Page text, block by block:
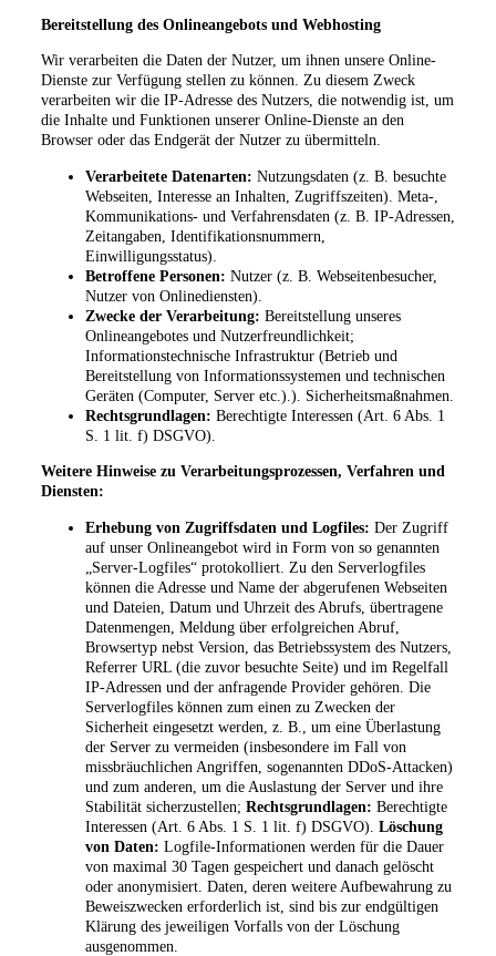
Bereitstellung des Onlineangebots und Webhosting
Wir verarbeiten die Daten der Nutzer, um ihnen unsere Online-
Dienste zur Verfügung stellen zu können. Zu diesem Zweck
verarbeiten wir die IP-Adresse des Nutzers, die notwendig ist, um
die Inhalte und Funktionen unserer Online-Dienste an den
Browser oder das Endgerät der Nutzer zu übermitteln.
Verarbeitete Datenarten: Nutzungsdaten (z. B. besuchte
Webseiten, Interesse an Inhalten, Zugriffszeiten). Meta-,
Kommunikations- und Verfahrensdaten (z. B. IP-Adressen,
Zeitangaben, Identifikationsnummern,
Einwilligungsstatus).
Betroffene Personen: Nutzer (z. B. Webseitenbesucher,
Nutzer von Onlinediensten).
Zwecke der Verarbeitung: Bereitstellung unseres
Onlineangebotes und Nutzerfreundlichkeit;
Informationstechnische Infrastruktur (Betrieb und
Bereitstellung von Informationssystemen und technischen
Geräten (Computer, Server etc.).). Sicherheitsmaßnahmen.
Rechtsgrundlagen: Berechtigte Interessen (Art. 6 Abs. 1
S. 1 lit. f) DSGVO).
Weitere Hinweise zu Verarbeitungsprozessen, Verfahren und
Diensten:
Erhebung von Zugriffsdaten und Logfiles: Der Zugriff
auf unser Onlineangebot wird in Form von so genannten
„Server-Logfiles“ protokolliert. Zu den Serverlogfiles
können die Adresse und Name der abgerufenen Webseiten
und Dateien, Datum und Uhrzeit des Abrufs, übertragene
Datenmengen, Meldung über erfolgreichen Abruf,
Browsertyp nebst Version, das Betriebssystem des Nutzers,
Referrer URL (die zuvor besuchte Seite) und im Regelfall
IP-Adressen und der anfragende Provider gehören. Die
Serverlogfiles können zum einen zu Zwecken der
Sicherheit eingesetzt werden, z. B., um eine Überlastung
der Server zu vermeiden (insbesondere im Fall von
missbräuchlichen Angriffen, sogenannten DDoS-Attacken)
und zum anderen, um die Auslastung der Server und ihre
Stabilität sicherzustellen; Rechtsgrundlagen: Berechtigte
Interessen (Art. 6 Abs. 1 S. 1 lit. f) DSGVO). Löschung
von Daten: Logfile-Informationen werden für die Dauer
von maximal 30 Tagen gespeichert und danach gelöscht
oder anonymisiert. Daten, deren weitere Aufbewahrung zu
Beweiszwecken erforderlich ist, sind bis zur endgültigen
Klärung des jeweiligen Vorfalls von der Löschung
ausgenommen.